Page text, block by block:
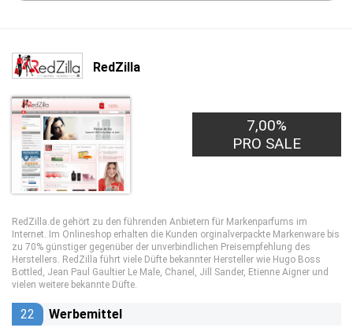
RedZilla
7,00%
PRO SALE
RedZilla.de gehört zu den führenden Anbietern für Markenparfums im
Internet. Im Onlineshop erhalten die Kunden orginalverpackte Markenware bis
zu 70% günstiger gegenüber der unverbindlichen Preisempfehlung des
Herstellers. RedZilla führt viele Düfte bekannter Hersteller wie Hugo Boss
Bottled, Jean Paul Gaultier Le Male, Chanel, Jill Sander, Etienne Aigner und
vielen weitere bekannte Düfte.
22 Werbemittel